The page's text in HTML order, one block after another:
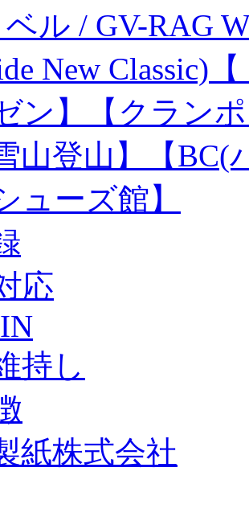
ル / GV-RAG
New Classic)
ン】【クラン
山登山】【
ューズ館】
応
持し
紙株式会社